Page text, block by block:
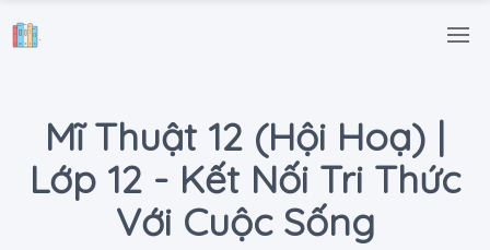
.
Mĩ Thuật 12 (Hội Hoạ) |
Lớp 12 - Kết Nối Tri Thức
Với Cuộc Sống